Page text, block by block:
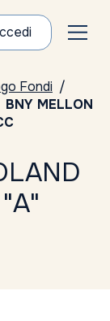
Fondi
BNY MELLON